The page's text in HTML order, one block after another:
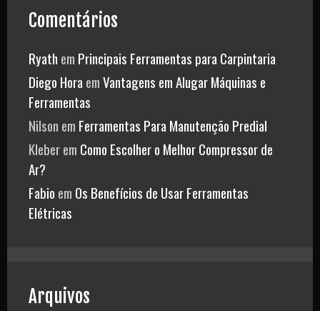
Comentários
Ryath em Principais Ferramentas para Carpintaria
Diego Hora emVantagens em Alugar Máquinas e
Ferramentas
Nilson em Ferramentas Para Manutenção Predial
Kleberem Como Escolher o Melhor Compressor de
Ar?
Fabio em Os Benefícios de Usar Ferramentas
Elétricas
Arquivos